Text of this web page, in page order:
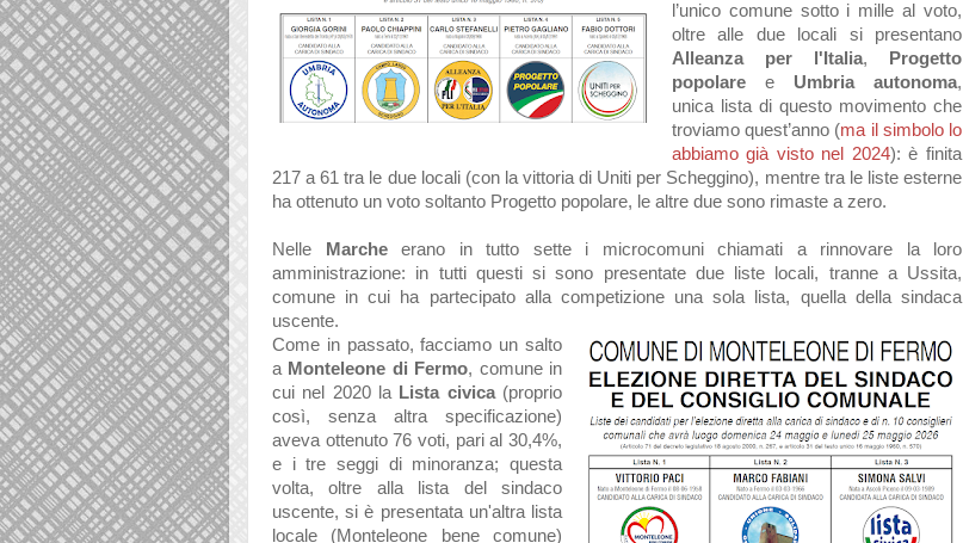
l’unico comune sotto i mille al voto,
oltre alle due locali si presentano
Alleanza per l'Italia,
Progetto
popolare e Umbria autonoma,
unica lista di questo movimento che
troviamo quest’anno (ma il simbolo lo
abbiamo già visto nel 2024): è finita
217 a 61 tra le due locali (con la vittoria di Uniti per Scheggino), mentre tra le liste esterne
ha ottenuto un voto soltanto Progetto popolare, le altre due sono rimaste a zero.
Nelle Marcheerano in tutto sette i microcomuni chiamati a rinnovare la loro
amministrazione: in tutti questi si sono presentate due liste locali, tranne a Ussita,
comune in cui ha partecipato alla competizione una sola lista, quella della sindaca
uscente.
Come in passato, facciamo un salto
a Monteleone di Fermo, comune in
cui nel 2020 la Lista civica(proprio
così, senza altra specificazione)
aveva ottenuto 76 voti, pari al 30,4%,
e i tre seggi di minoranza; questa
volta, oltre alla lista del sindaco
uscente, si è presentata un'altra lista
locale (Monteleone bene comune)